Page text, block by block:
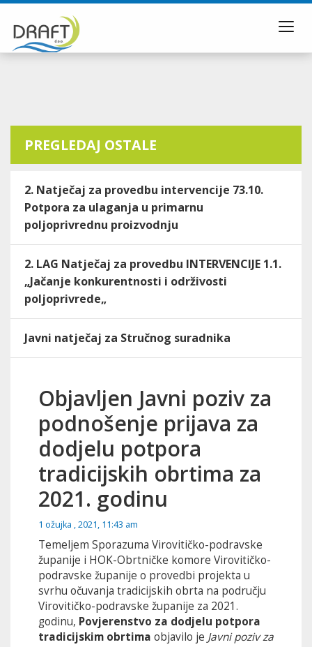
PREGLEDAJ OSTALE
2. Natječaj za provedbu intervencije 73.10.
Potpora za ulaganja u primarnu
poljoprivrednu proizvodnju
2. LAG Natječaj za provedbu INTERVENCIJE 1.1.
„Jačanje konkurentnosti i održivosti
poljoprivrede„
Javni natječaj za Stručnog suradnika
Objavljen Javni poziv za
podnošenje prijava za
dodjelu potpora
tradicijskih obrtima za
2021. godinu
1 ožujka , 2021, 11:43 am
Temeljem Sporazuma Virovitičko-podravske
županije i HOK-Obrtničke komore Virovitičko-
podravske županije o provedbi projekta u
svrhu očuvanja tradicijskih obrta na području
Virovitičko-podravske županije za 2021.
godinu, Povjerenstvo za dodjelu potpora
tradicijskim obrtima objavilo je Javni poziv za